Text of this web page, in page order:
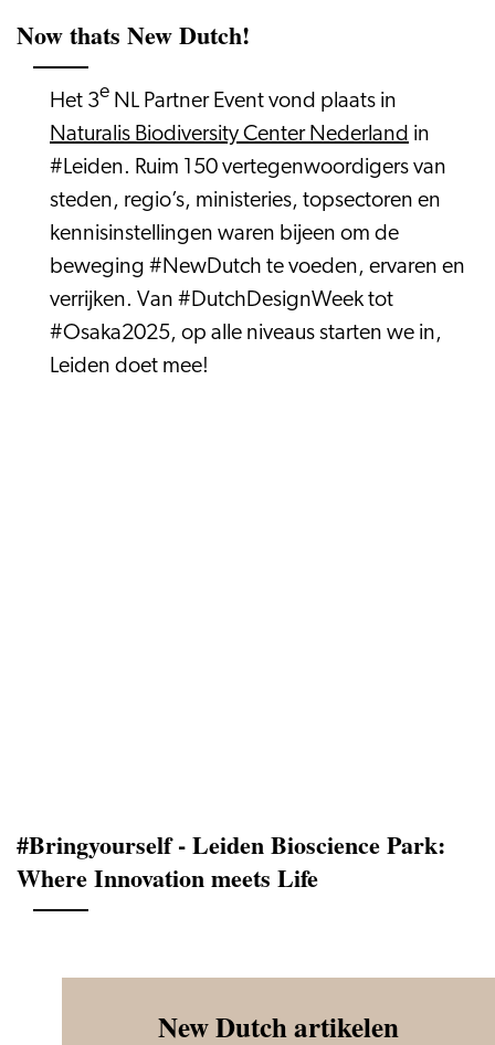
Now thats New Dutch!
Het 3e NL Partner Event vond plaats in
Naturalis Biodiversity Center Nederland in
#Leiden. Ruim 150 vertegenwoordigers van
steden, regio’s, ministeries, topsectoren en
kennisinstellingen waren bijeen om de
beweging #NewDutch te voeden, ervaren en
verrijken. Van #DutchDesignWeek tot
#Osaka2025, op alle niveaus starten we in,
Leiden doet mee!
#Bringyourself - Leiden Bioscience Park:
Where Innovation meets Life
New Dutch artikelen